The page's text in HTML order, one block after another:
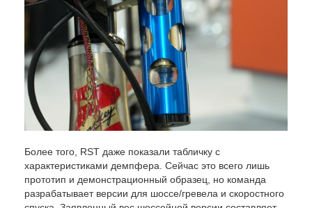
Более того, RST даже показали табличку с
характеристиками демпфера. Сейчас это всего лишь
прототип и демонстрационный образец, но команда
разрабатывает версии для шоссе/гревела и скоростного